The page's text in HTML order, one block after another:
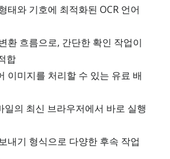
태와 기호에 최적화된 OCR 언어
환 흐름으로, 간단한 확인 작업이
합
이미지를 처리할 수 있는 유료 배
일의 최신 브라우저에서 바로 실행
내기 형식으로 다양한 후속 작업